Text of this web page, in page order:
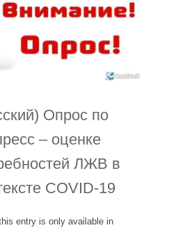
Опрос по
– оценке
ЛЖВ в
COVID-19
entry is only available in